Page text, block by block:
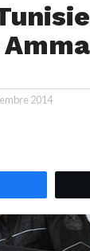
2014